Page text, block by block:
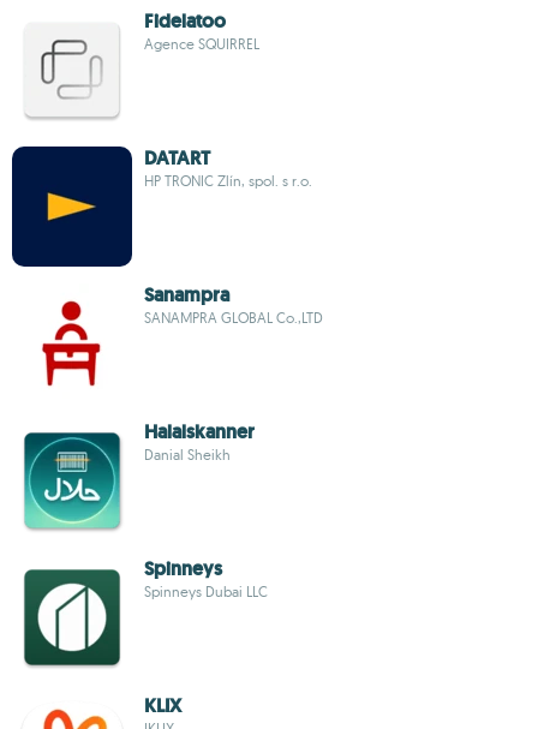
Fidelatoo
Agence SQUIRREL
DATART
HP TRONIC Zlín, spol. s r.o.
Sanampra
SANAMPRA GLOBAL Co.,LTD
Halalskanner
Danial Sheikh
Spinneys
Spinneys Dubai LLC
KLIX